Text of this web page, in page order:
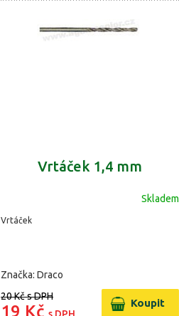
Vrtáček 1,4 mm
Skladem
Vrtáček
Značka: Draco
20 Kčs DPH
19 Kč